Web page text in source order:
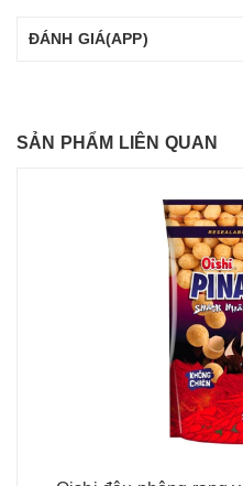
ĐÁNH GIÁ(APP)
SẢN PHẨM LIÊN QUAN